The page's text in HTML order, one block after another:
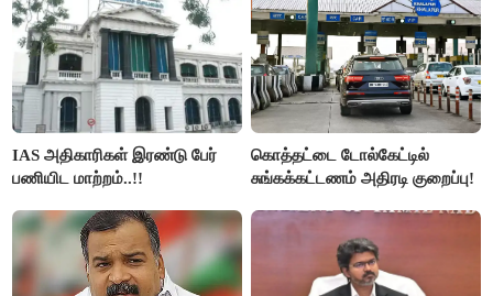
IAS அதிகாரிகள் இரண்டு பேர்
பணியிட மாற்றம்..!!
கொத்தட்டை டோல்கேட்டில்
சுங்கக்கட்டணம் அதிரடி குறைப்பு!